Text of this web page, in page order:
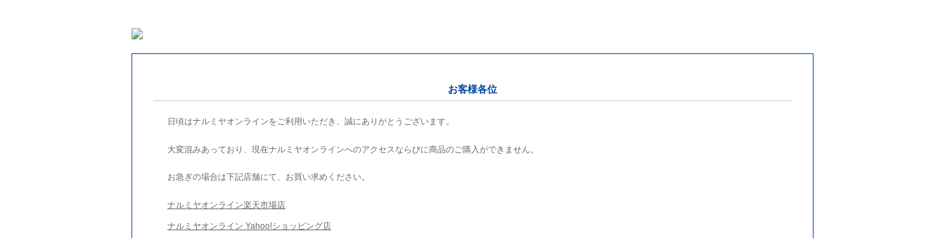
お客様各位
日頃はナルミヤオンラインをご利用いただき、誠にありがとうございます。
大変混みあっており、現在ナルミヤオンラインへのアクセスならびに商品のご購入ができません。
お急ぎの場合は下記店舗にて、お買い求めください。
ナルミヤオンライン楽天市場店
ナルミヤオンライン Yahoo!ショッピング店